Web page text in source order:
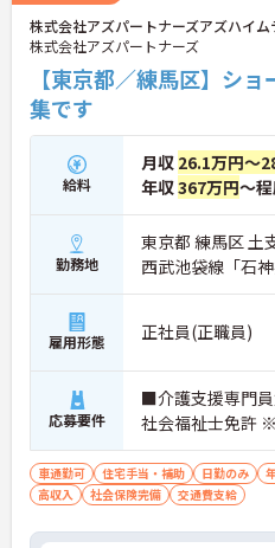
続けられる環境が整っています。
★おすすめPOINT★
【ICT設備の導入で身体的な負担
す】
・見守りセンサーや服薬支援シス
帯の業務を設備でサポートしてい
務をカバーすることでスタッフ
ってケアに専念できます
【明確なキャリアパスで多様な
ます】
・介護職から主任や施設長への昇
自身の目標に合わせたキャリアを
【充実の手当と制度で腰を据え
ます】
・住宅手当や子ども手当を支給し
安定した収入を確保できる体制で
・定年65歳と退職金制度を完備
感を持って長く働き続けられます
株式会社アズパートナーズアズハイム
株式会社アズパートナーズ
【東京都／練馬区】シ
集です
給料
月収 26.1万円～
年収367万円～
勤務地
東京都 練馬区 土
西武池袋線「石
雇用形態 正社員(正職員)
応募要件
■介護支援専門員
社会福祉士免許
車通勤可 住宅手当・補助 日勤のみ
高収入
社会保険完備 交通費支給